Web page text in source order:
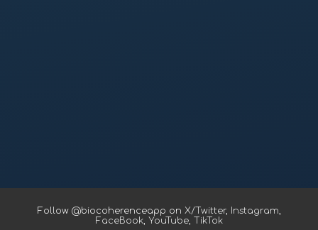
Follow @biocoherenceapp on X/Twitter, Instagram,
FaceBook, YouTube, TikTok